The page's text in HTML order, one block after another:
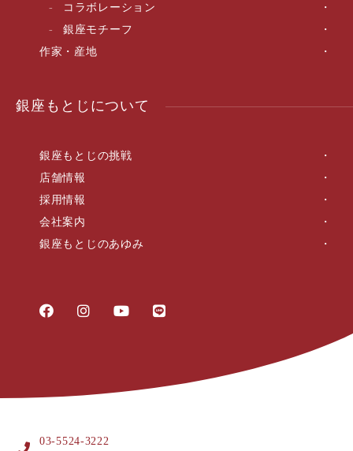
コラボレーション
銀座モチーフ
作家・産地
銀座もとじについて
銀座もとじの挑戦
店舗情報
採用情報
会社案内
銀座もとじのあゆみ
03-5524-3222